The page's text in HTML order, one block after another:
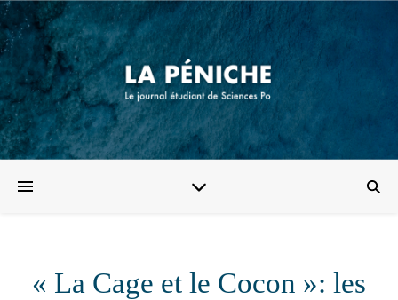
« La Cage et le Cocon »: les